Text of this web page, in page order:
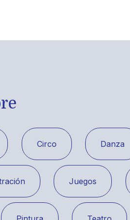
Circo Danza
Juegos